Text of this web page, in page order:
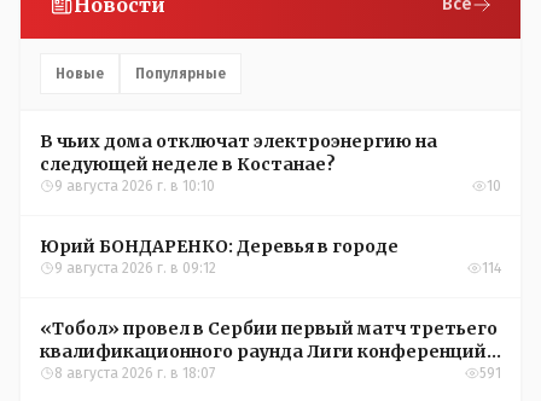
Новые Популярные
В чьих дома отключат электроэнергию на
следующей неделе в Костанае?
9 августа 2026 г. в 10:10 10
Юрий БОНДАРЕНКО: Деревья в городе
9 августа 2026 г. в 09:12 114
«Тобол» провел в Сербии первый матч третьего
квалификационного раунда Лиги конференций
УЕФА
8 августа 2026 г. в 18:07 591